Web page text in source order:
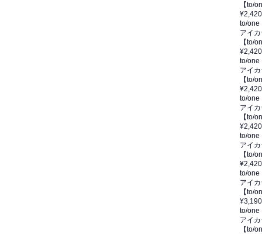
【to/
¥2,420
to/one
アイ
【to/
¥2,420
to/one
アイ
【to/
¥2,420
to/one
アイ
【to/
¥2,420
to/one
アイ
【to/
¥2,420
to/one
アイ
【to/
¥3,190
to/one
アイ
【to/